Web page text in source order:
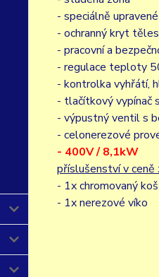
- speciálně
- ochranný kryt
- pracovní a
- regulace teploty
- kontrolka vyhřátí,
- tlačítkový vypínač
- výpustný ventil s
- celonerezové
- 400V / 8,1kW
příslušenství v ceně
- 1x chromovaný
- 1x nerezové víko